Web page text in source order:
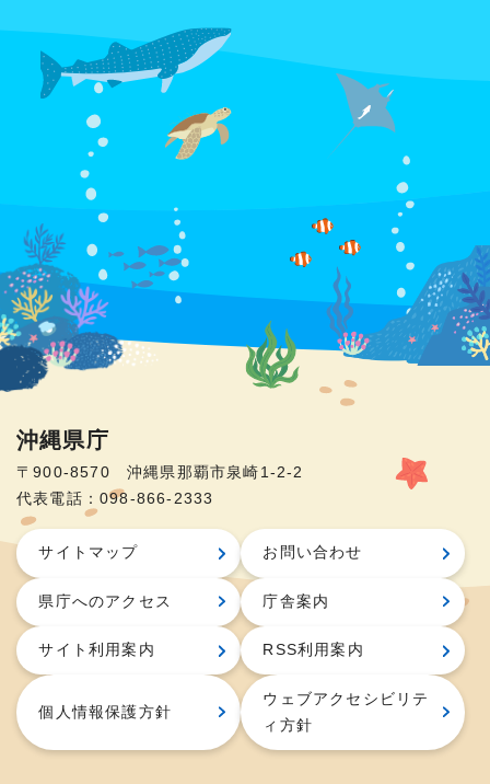
沖縄県庁
〒900-8570 沖縄県那覇市泉崎1-2-2
代表電話：098-866-2333
サイトマップ お問い合わせ
県庁へのアクセス 庁舎案内
サイト利用案内 RSS利用案内
個人情報保護方針
ウェブアクセシビリテ
ィ方針